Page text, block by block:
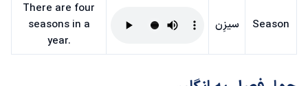
Season سیزِن
There are four
seasons in a
year.